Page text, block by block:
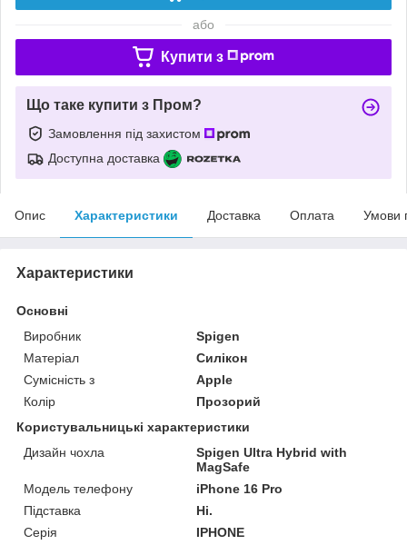
або
Купити з
Що таке купити з Пром?
Замовлення під захистом
Доступна доставка
Опис Характеристики Доставка Оплата Умови
Характеристики
Основні
Виробник
Spigen
Матеріал
Силікон
Сумісність з
Apple
Колір
Прозорий
Користувальницькі характеристики
Дизайн чохла
Spigen Ultra Hybrid with
MagSafe
Модель телефону
iPhone 16 Pro
Підставка
Ні.
Серія
IPHONE